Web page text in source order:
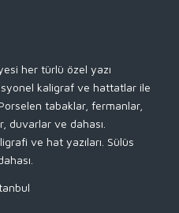
her türlü özel yazı
kaligraf ve hattatlar ile
tabaklar, fermanlar,
duvarlar ve dahası.
ve hat yazıları. Sülüs